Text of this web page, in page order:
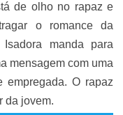
de olho no rapaz e
o romance da
manda para
mensagem com uma
O rapaz
da jovem.